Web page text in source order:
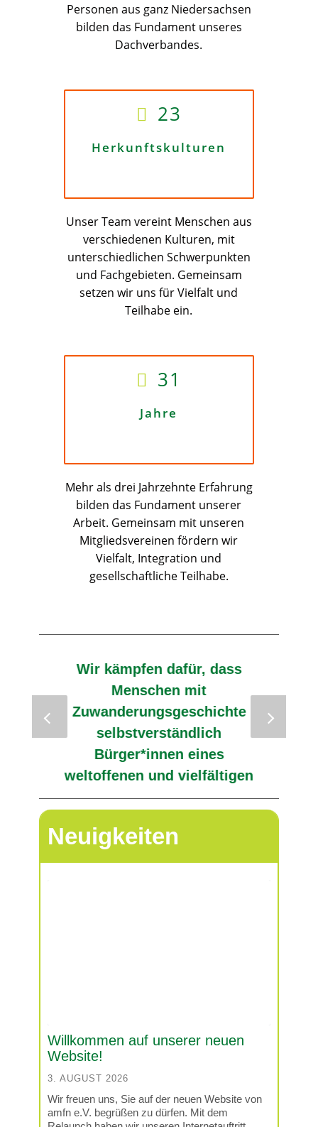
Personen aus ganz Niedersachsen
bilden das Fundament unseres
Dachverbandes.
23
Herkunftskulturen
Unser Team vereint Menschen aus
verschiedenen Kulturen, mit
unterschiedlichen Schwerpunkten
und Fachgebieten. Gemeinsam
setzen wir uns für Vielfalt und
Teilhabe ein.
31
Jahre
Mehr als drei Jahrzehnte Erfahrung
bilden das Fundament unserer
Arbeit. Gemeinsam mit unseren
Mitgliedsvereinen fördern wir
Vielfalt, Integration und
gesellschaftliche Teilhabe.
Wir kämpfen dafür, dass
Menschen mit
Zuwanderungsgeschichte
selbstverständlich
Bürger*innen eines
weltoffenen und vielfältigen
Niedersachsens sein können
aufgrund ihrer Herkunft, ihres
Namens oder ihrer äußeren
Neuigkeiten
Willkommen auf unserer neuen
Website!
3. AUGUST 2026
Wir freuen uns, Sie auf der neuen Website von
amfn e.V. begrüßen zu dürfen. Mit dem